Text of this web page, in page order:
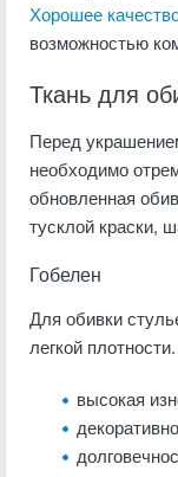
Хорошее
возможностью
Ткань для
Перед
необходимо
обновленная
тусклой краски,
Гобелен
Для обивки
легкой
высокая